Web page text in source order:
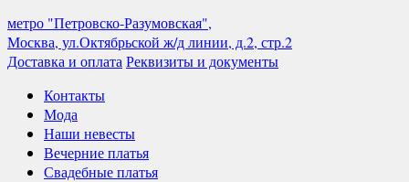
метро "Петровско-Разумовская",
Москва, ул.Октябрьской ж/д линии, д.2, стр.2
Доставка и оплата Реквизиты и документы
Контакты
Мода
Наши невесты
Вечерние платья
Свадебные платья